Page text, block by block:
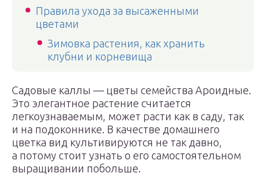
Правила ухода за высаженными
цветами
Зимовка растения, как хранить
клубни и корневища
Садовые каллы — цветы семейства Ароидные.
Это элегантное растение считается
легкоузнаваемым, может расти как в саду, так
и на подоконнике. В качестве домашнего
цветка вид культивируются не так давно,
а потому стоит узнать о его самостоятельном
выращивании побольше.